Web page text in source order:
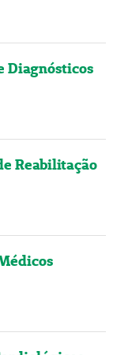
Diagnósticos
Reabilitação